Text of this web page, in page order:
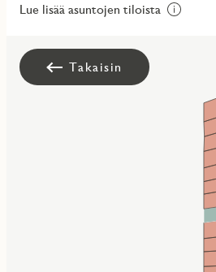
Lue lisää asuntojen tiloista
Takaisin